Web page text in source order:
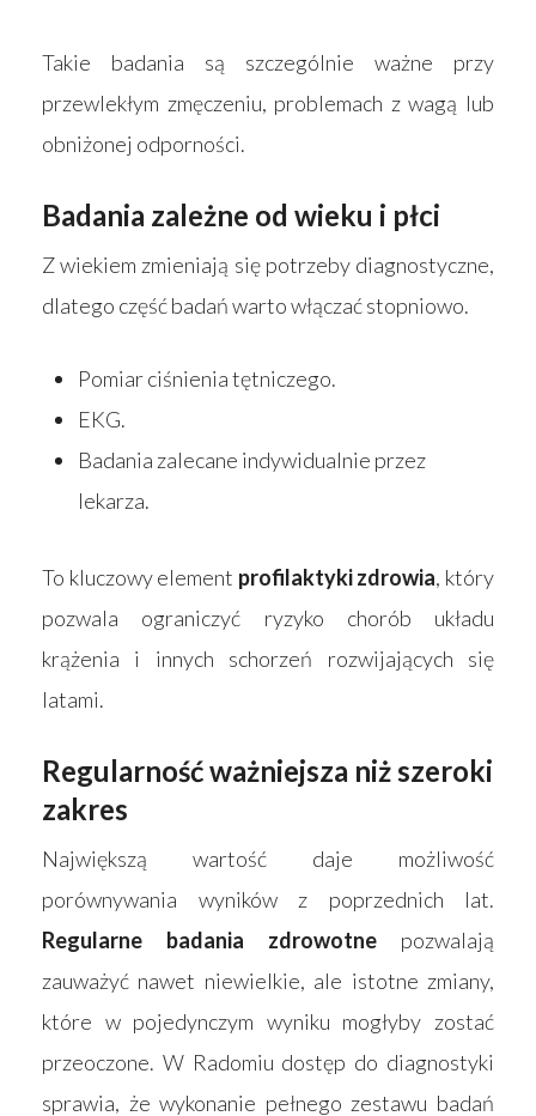
Takie badania są szczególnie ważne przy
przewlekłym zmęczeniu, problemach z wagą lub
obniżonej odporności.
Badania zależne od wieku i płci
Z wiekiem zmieniają się potrzeby diagnostyczne,
dlatego część badań warto włączać stopniowo.
Pomiar ciśnienia tętniczego.
EKG.
Badania zalecane indywidualnie przez
lekarza.
To kluczowy element profilaktyki zdrowia, który
pozwala ograniczyć ryzyko chorób układu
krążenia i innych schorzeń rozwijających się
latami.
Regularność ważniejsza niż szeroki
zakres
Największą wartość daje możliwość
porównywania wyników z poprzednich lat.
Regularne badania zdrowotne pozwalają
zauważyć nawet niewielkie, ale istotne zmiany,
które w pojedynczym wyniku mogłyby zostać
przeoczone. W Radomiu dostęp do diagnostyki
sprawia, że wykonanie pełnego zestawu badań
Strona główna
Produkty
Akcesoria
Kontakt